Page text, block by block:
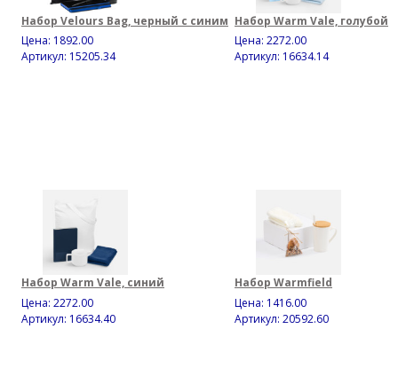
Набор Velours Bag, черный с синим
Цена: 1892.00
Артикул: 15205.34
Набор Warm Vale, голубой
Цена: 2272.00
Артикул: 16634.14
Набор Warm Vale, синий
Цена: 2272.00
Артикул: 16634.40
Набор Warmfield
Цена: 1416.00
Артикул: 20592.60